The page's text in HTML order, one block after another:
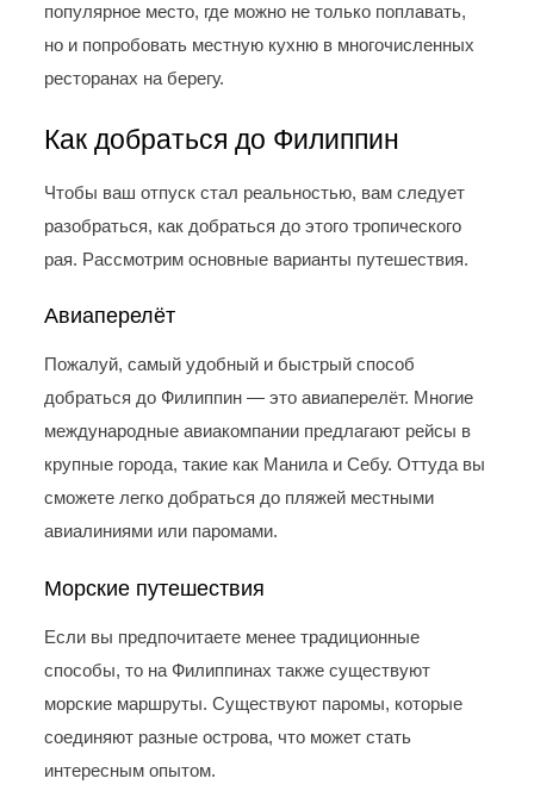
популярное место, где можно не только поплавать,
но и попробовать местную кухню в многочисленных
ресторанах на берегу.
Как добраться до Филиппин
Чтобы ваш отпуск стал реальностью, вам следует
разобраться, как добраться до этого тропического
рая. Рассмотрим основные варианты путешествия.
Авиаперелёт
Пожалуй, самый удобный и быстрый способ
добраться до Филиппин — это авиаперелёт. Многие
международные авиакомпании предлагают рейсы в
крупные города, такие как Манила и Себу. Оттуда вы
сможете легко добраться до пляжей местными
авиалиниями или паромами.
Морские путешествия
Если вы предпочитаете менее традиционные
способы, то на Филиппинах также существуют
морские маршруты. Существуют паромы, которые
соединяют разные острова, что может стать
интересным опытом.